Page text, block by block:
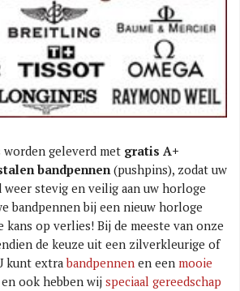
geleverd met gratis A+
bandpennen (pushpins), zodat uw
weer stevig en veilig aan uw horloge
bandpennen bij een nieuw horloge
kans op verlies! Bij de meeste van onze
de keuze uit een zilverkleurige of
kunt extrabandpennen en een mooie
ook hebben wij speciaal gereedschap